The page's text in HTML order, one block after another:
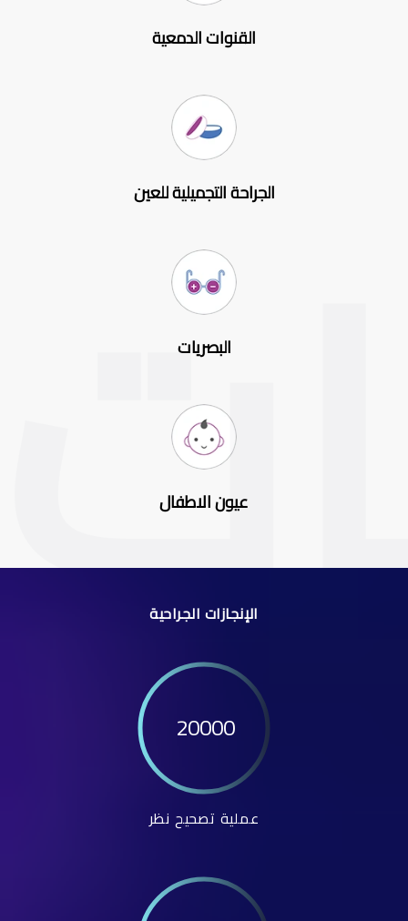
القنوات الدمعية
الجراحة التجميلية للعين
البصريات
عيون الاطفال
الإنجازات الجراحية
20000
عملية تصحيح نظر